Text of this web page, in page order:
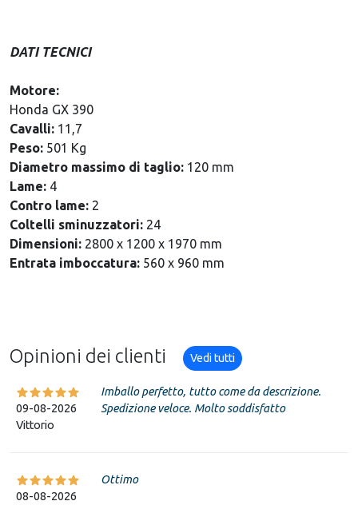
DATI TECNICI
Motore:
Honda GX 390
Cavalli: 11,7
Peso: 501 Kg
Diametro massimo di taglio: 120 mm
Lame: 4
Contro lame: 2
Coltelli sminuzzatori: 24
Dimensioni: 2800 x 1200 x 1970 mm
Entrata imboccatura: 560 x 960 mm
Opinioni dei clienti Vedi tutti
09-08-2026
Vittorio
Imballo perfetto, tutto come da descrizione.
Spedizione veloce. Molto soddisfatto
08-08-2026
Ottimo